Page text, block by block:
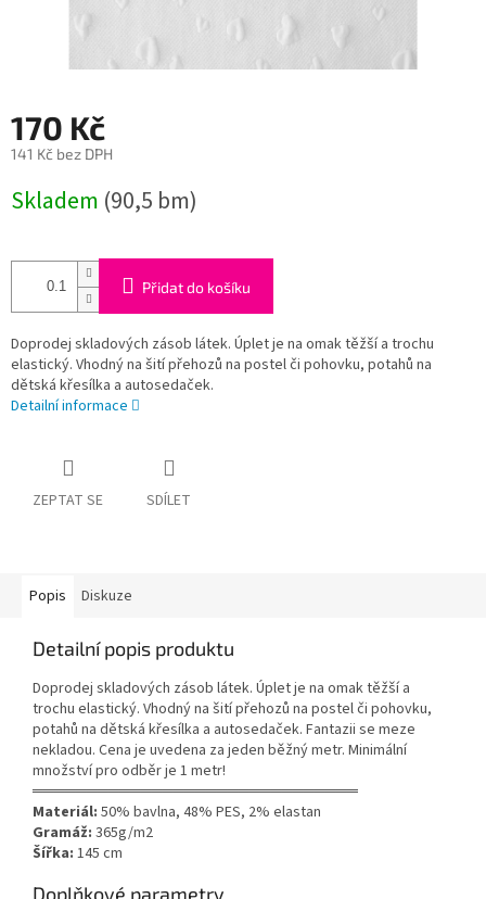
170 Kč
141 Kč bez DPH
cena:
Skladem (90,5 bm)
Přidat do košíku
Doprodej skladových zásob látek. Úplet je na omak těžší a trochu
elastický. Vhodný na šití přehozů na postel či pohovku, potahů na
dětská křesílka a autosedaček.
Detailní informace
ZEPTAT SE SDÍLET
Popis Diskuze
Detailní popis produktu
Doprodej skladových zásob látek. Úplet je na omak těžší a
trochu elastický. Vhodný na šití přehozů na postel či pohovku,
potahů na dětská křesílka a autosedaček. Fantazii se meze
nekladou. Cena je uvedena za jeden běžný metr. Minimální
množství pro odběr je 1 metr!
══════════════════════════════
Materiál: 50% bavlna, 48% PES, 2% elastan
Gramáž: 365g/m2
Šířka: 145 cm
Doplňkové parametry